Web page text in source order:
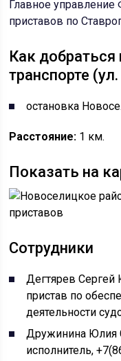
Главное
приставов по
Как
транспорте
остановка
Расстояние: 1 км.
Показать на
Сотрудники
Дегтярев
пристав по
деятельности
Дружинина Юлия
исполнитель,